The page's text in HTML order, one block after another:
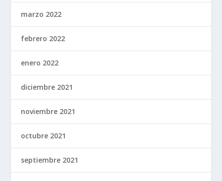
marzo 2022
febrero 2022
enero 2022
diciembre 2021
noviembre 2021
octubre 2021
septiembre 2021